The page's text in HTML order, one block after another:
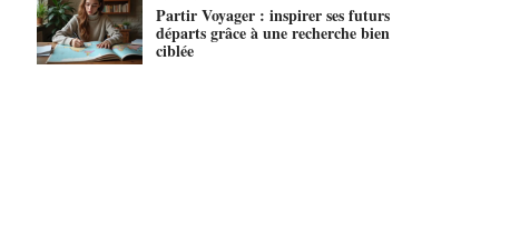
Partir Voyager : inspirer ses futurs
départs grâce à une recherche bien
ciblée